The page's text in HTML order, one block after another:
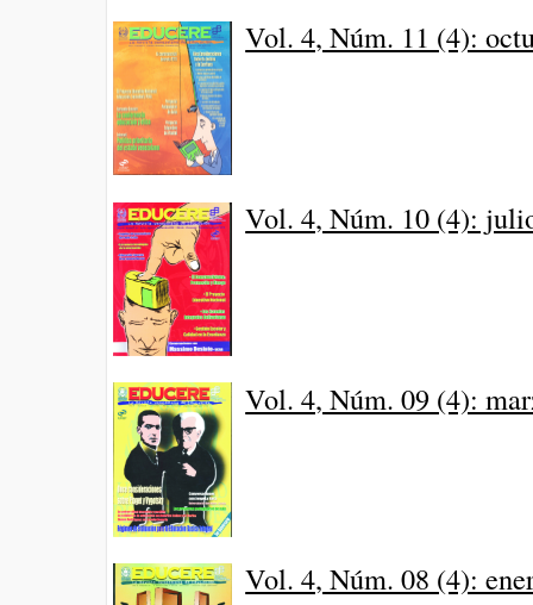
Vol. 4, Núm. 11 (4):
Vol. 4, Núm. 10 (4):
Vol. 4, Núm. 09 (4):
Vol. 4, Núm. 08 (4):